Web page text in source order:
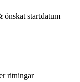
önskat startdatum
ritningar